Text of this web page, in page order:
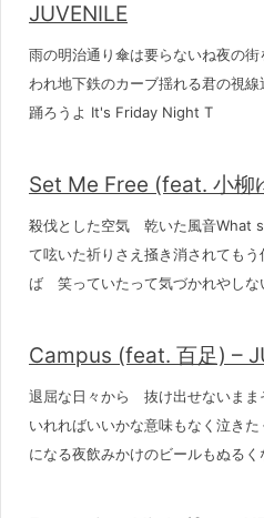
JUVENILE
雨の明治通り傘は要らないね夜の
われ地下鉄のカーブ揺れる君の視
踊ろうよ It's Friday Night T
Set Me Free (feat. 小柳
殺伐とした空気 乾いた風音What
て呟いた祈りさえ掻き消されても
ば 笑っていたって気づかれやしな
Campus (feat. 百足) –
退屈な日々から 抜け出せないまま
いれればいいかな意味もなく泣き
になる夜飲みかけのビールもぬる